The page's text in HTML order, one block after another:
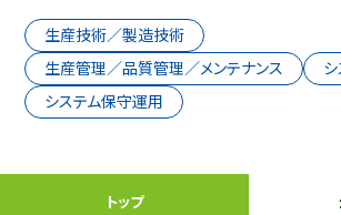
生産技術／製造技術
生産管理／品質管理／メンテナンス
システム保守運用
トップ